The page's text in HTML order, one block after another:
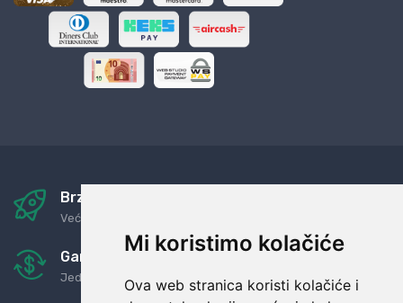
Mi koristimo kolačiće
Ova web stranica koristi kolačiće i
Brza i sigurna dostava
Već za nekoliko dana kod vas
Garancija u povrat novaca
Jednostavno pravilo: Roba za novac